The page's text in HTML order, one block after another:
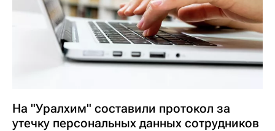
На "Уралхим" составили протокол за
утечку персональных данных сотрудников